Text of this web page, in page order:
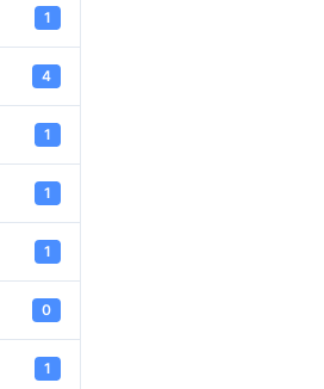
1
4
1
1
1
0
1